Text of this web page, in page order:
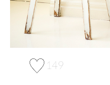
149